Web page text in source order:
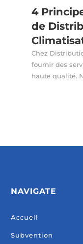
4
de
Chez
fournir des
haute qualité.
NAVIGATE
Accueil
Subvention